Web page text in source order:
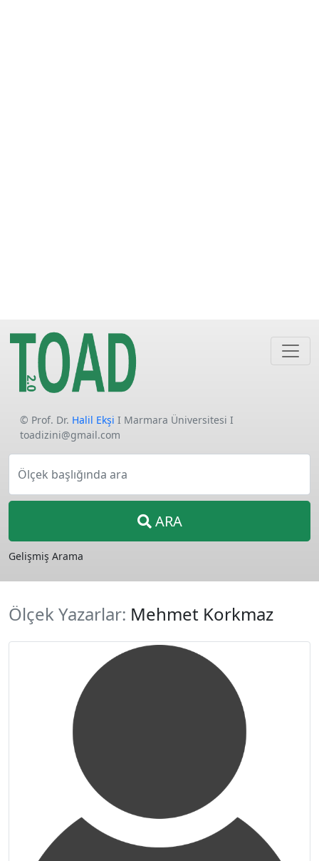
© Prof. Dr. Halil Ekşi I Marmara Üniversitesi I
toadizini@gmail.com
Ölçek başlığında ara
ARA
Gelişmiş Arama
Ölçek Yazarlar: Mehmet Korkmaz